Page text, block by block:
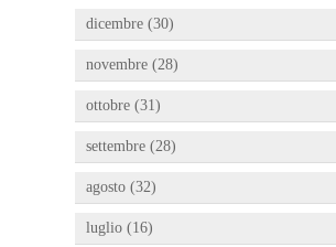
dicembre (30)
novembre (28)
ottobre (31)
settembre (28)
agosto (32)
luglio (16)